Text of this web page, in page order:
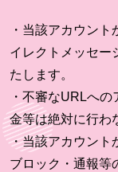
・当該アカウン
イレクトメッセー
たします。
・不審なURLへ
金等は絶対に行わ
・当該アカウント
ブロック・通報等